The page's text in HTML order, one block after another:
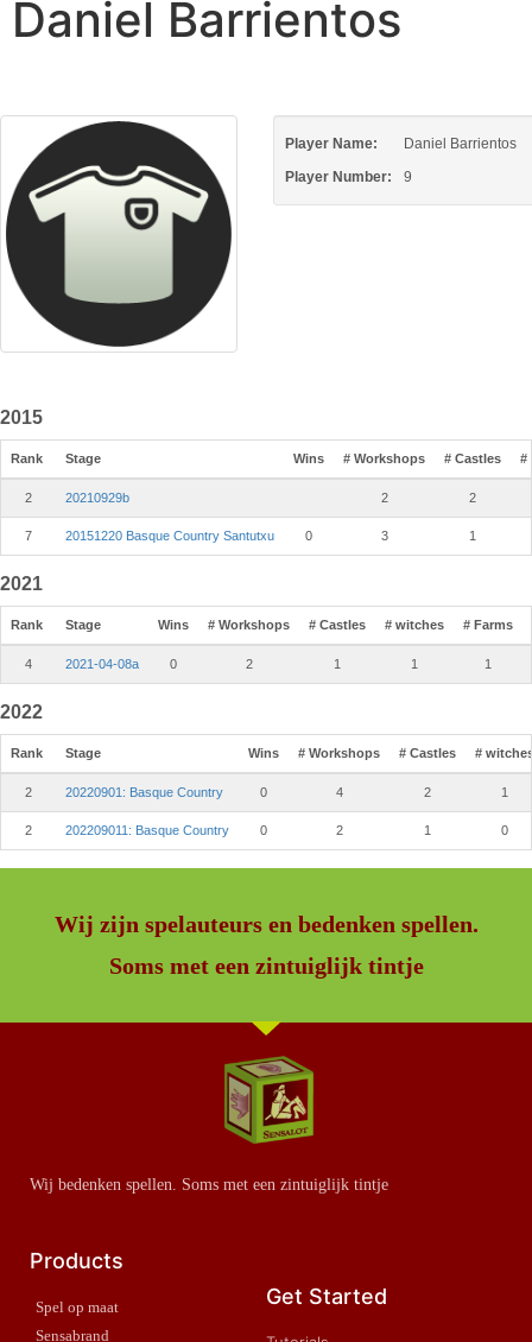
Daniel Barrientos
Player Name:
Daniel Barrientos
Player Number:
9
2015
Rank Stage Wins # Workshops # Castles #
2 20210929b 2 2
7 20151220 Basque Country Santutxu 0 3 1
2021
Rank Stage Wins # Workshops # Castles # witches # Farms
4 2021-04-08a 0 2 1 1 1
2022
Rank Stage Wins # Workshops # Castles #
2 20220901: Basque Country 0 4 2 1
2 202209011: Basque Country 0 2 1 0
Wij zijn spelauteurs en bedenken spellen.
Soms met een zintuiglijk tintje
Wij bedenken spellen. Soms met een zintuiglijk tintje
Products
Spel op maat
Sensabrand
Get Started